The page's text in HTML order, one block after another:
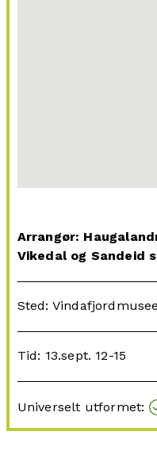
Arrangør:
Vikedal og Sandeid
Sted:
Tid: 13.sept. 12-15
Universelt utformet: